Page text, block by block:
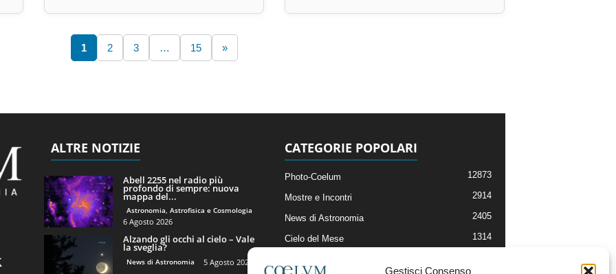
Gestisci Consenso
1 2 3 … 15 »
ALTRE NOTIZIE
Abell 2255 nel radio più
profondo di sempre: nuova
mappa del...
Astronomia, Astrofisica e Cosmologia
6 Agosto 2026
Alzando gli occhi al cielo – Vale
la sveglia?
News di Astronomia 5 Agosto 2026
CATEGORIE POPOLARI
Photo-Coelum 12873
Mostre e Incontri 2914
News di Astronomia 2405
Cielo del Mese 1314